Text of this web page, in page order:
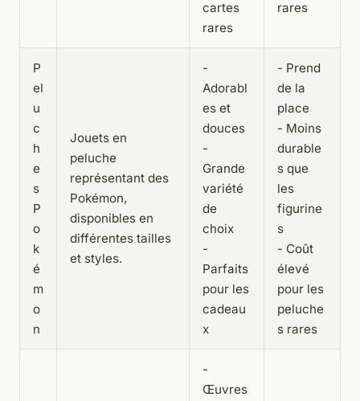
cartes
rares
rares
P
el
u
c
h
e
s
P
o
k
é
m
o
n
Jouets en
peluche
représentant des
Pokémon,
disponibles en
différentes tailles
et styles.
-
Adorabl
es et
douces
-
Grande
variété
de
choix
-
Parfaits
pour les
cadeau
x
- Prend
de la
place
- Moins
durable
s que
les
figurine
s
- Coût
élevé
pour les
peluche
s rares
-
Œuvres